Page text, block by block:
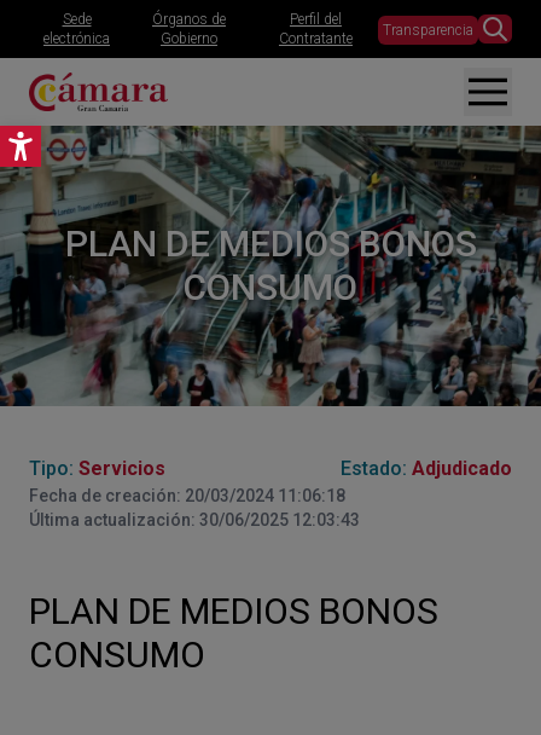
Abrir barra de herramientas
Sede
electrónica
Órganos de
Gobierno
Perfil del
Contratante
Transparencia
PLAN DE MEDIOS BONOS
CONSUMO
Tipo: Servicios Estado: Adjudicado
Fecha de creación: 20/03/2024 11:06:18
Última actualización: 30/06/2025 12:03:43
PLAN DE MEDIOS BONOS
CONSUMO